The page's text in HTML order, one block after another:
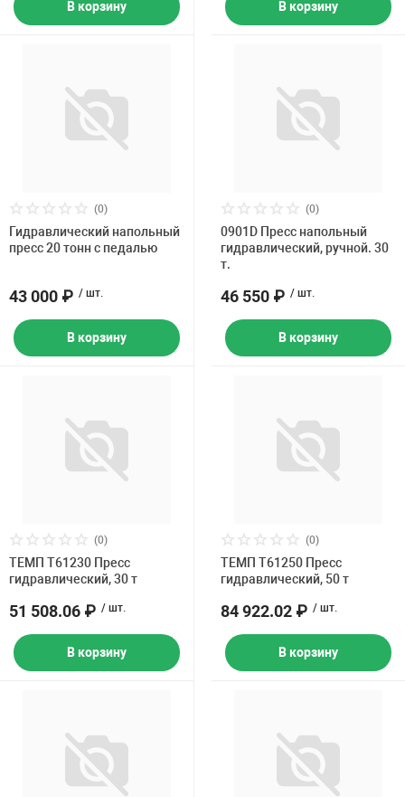
В корзину В корзину
(0)
Гидравлический напольный
пресс 20 тонн с педалью
43 000 ₽ / шт.
В корзину
(0)
0901D Пресс напольный
гидравлический, ручной. 30
т.
46 550 ₽ / шт.
В корзину
(0)
ТЕМП T61230 Пресс
гидравлический, 30 т
51 508.06 ₽ / шт.
В корзину
(0)
ТЕМП T61250 Пресс
гидравлический, 50 т
84 922.02 ₽ / шт.
В корзину